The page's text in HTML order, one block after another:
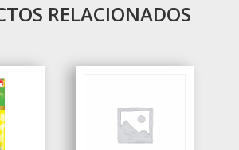
RELACIONADOS